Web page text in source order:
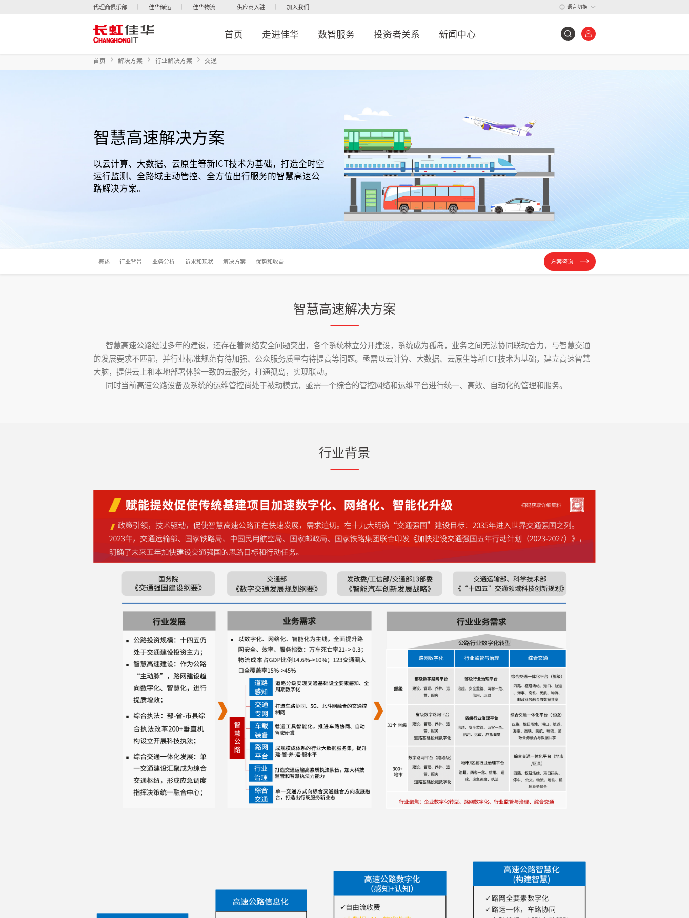
代理商俱乐部 佳华储运 佳华物流 供应商入驻 加入我们 语言切换
首页 走进佳华 数智服务 投资者关系 新闻中心
首页 解决方案 行业解决方案 交通
智慧高速解决方案
以云计算、大数据、云原生等新ICT技术为基础，打造全时空
运行监测、全路域主动管控、全方位出行服务的智慧高速公
路解决方案。
概述 行业背景 业务分析 诉求和现状 解决方案 优势和收益 方案咨询
智慧高速解决方案
智慧高速公路经过多年的建设，还存在着网络安全问题突出，各个系统林立分开建设，系统成为孤岛，业务之间无法协同联动合力，与智慧交通
的发展要求不匹配，并行业标准规范有待加强、公众服务质量有待提高等问题。亟需以云计算、大数据、云原生等新ICT技术为基础，建立高速智慧
大脑，提供云上和本地部署体验一致的云服务，打通孤岛，实现联动。
同时当前高速公路设备及系统的运维管控尚处于被动模式，亟需一个综合的管控网络和运维平台进行统一、高效、自动化的管理和服务。
行业背景